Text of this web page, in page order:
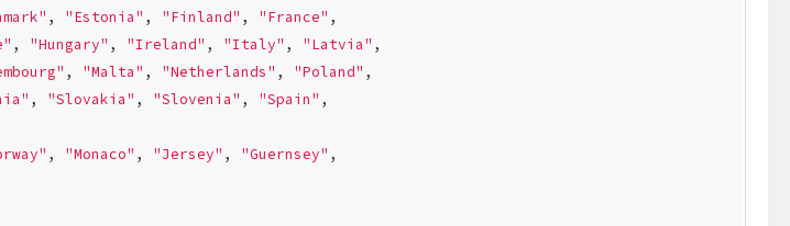
, "Estonia" , "Finland" , "France" ,
, "Hungary" , "Ireland" , "Italy" , "Latvia" ,
, "Malta" , "Netherlands" , "Poland" ,
, "Slovakia" , "Slovenia" , "Spain" ,
, "Monaco" , "Jersey" , "Guernsey" ,